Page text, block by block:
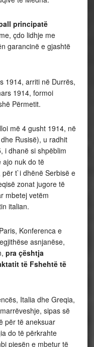
principatë
çdo lidhje me
garancinë e gjashtë
1914, arriti në Durrës,
1914, formoi
Përmetit.
më 4 gusht 1914, në
Rusisë), u radhit
i dhanë si shpëblim
ajo nuk do të
t`i dhënë Serbisë e
zonat jugore të
mbetej vetëm
italian.
Konferenca e
asnjanëse,
pra çështja
të Fshehtë të
Italia dhe Greqia,
sipas së
për të aneksuar
do të përkrahte
pjesën e mbetur të